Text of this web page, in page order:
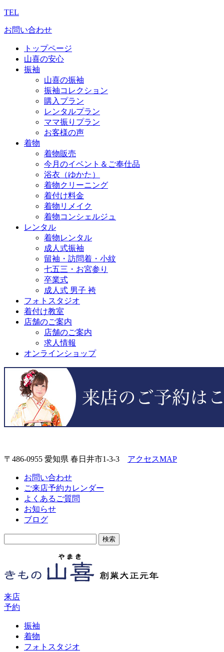
TEL
お問い合わせ
トップページ
山喜の安心
振袖
山喜の振袖
振袖コレクション
購入プラン
レンタルプラン
ママ振りプラン
お客様の声
着物
着物販売
今月のイベント＆ご奉仕品
浴衣（ゆかた）
着物クリーニング
着付け料金
着物リメイク
着物コンシェルジュ
レンタル
着物レンタル
成人式振袖
留袖・訪問着・小紋
七五三・お宮参り
卒業式
成人式 男子 袴
フォトスタジオ
着付け教室
店舗のご案内
店舗のご案内
求人情報
オンラインショップ
〒486-0955 愛知県 春日井市1-3-3 アクセスMAP
お問い合わせ
ご来店予約カレンダー
よくあるご質問
お知らせ
ブログ
来店
予約
振袖
着物
フォトスタジオ